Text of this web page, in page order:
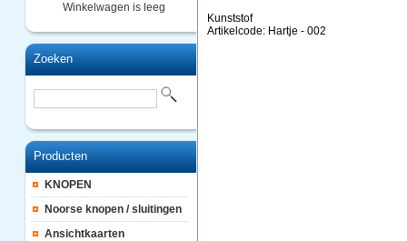
Winkelwagen is leeg
Zoeken
Producten
KNOPEN
Noorse knopen / sluitingen
Ansichtkaarten
Kunststof
Artikelcode: Hartje - 002